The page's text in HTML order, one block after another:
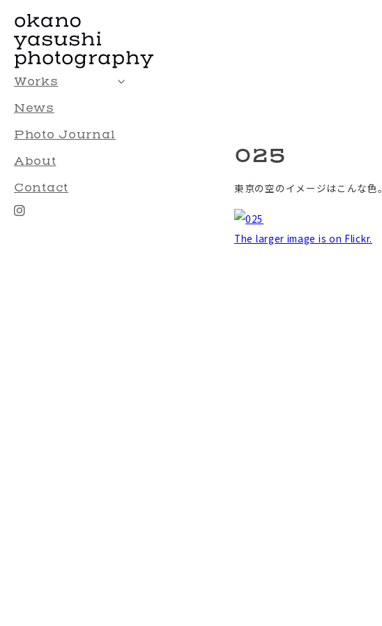
Works
News
Photo Journal
About
Contact
025
東京の空のイメージはこんな色。
The larger image is on Flickr.